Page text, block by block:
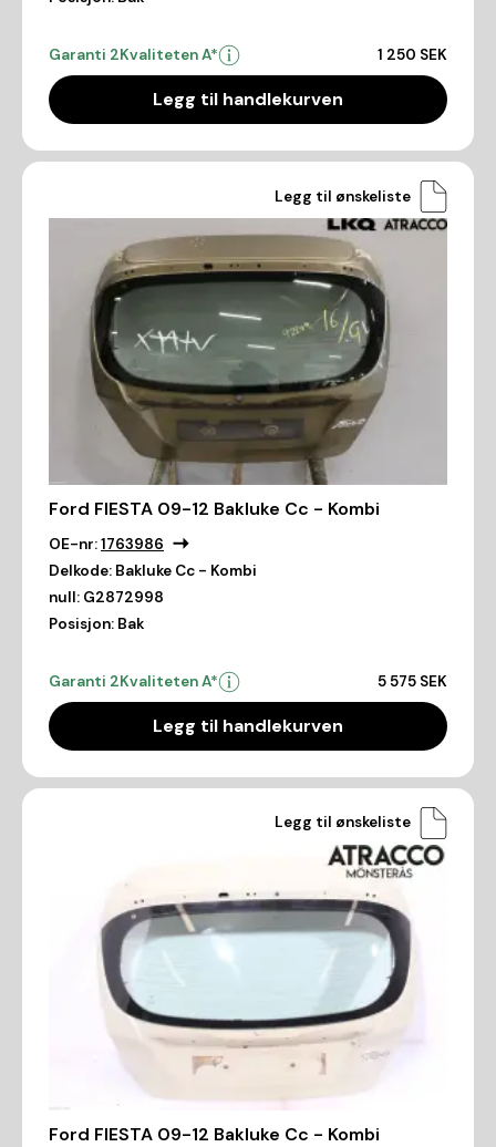
Garanti 2Kvaliteten A* 1 250 SEK
Legg til handlekurven
Legg til ønskeliste
Ford FIESTA 09-12 Bakluke Cc - Kombi
OE-nr:1763986
Delkode: Bakluke Cc - Kombi
null: G2872998
Posisjon: Bak
Garanti 2Kvaliteten A* 5 575 SEK
Legg til handlekurven
Legg til ønskeliste
Ford FIESTA 09-12 Bakluke Cc - Kombi